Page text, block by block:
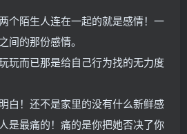
个陌生人连在一起的就是感情！一
间的那份感情。
玩而已那是给自己行为找的无力度
白！还不是家里的没有什么新鲜感
是最痛的！痛的是你把她否决了你